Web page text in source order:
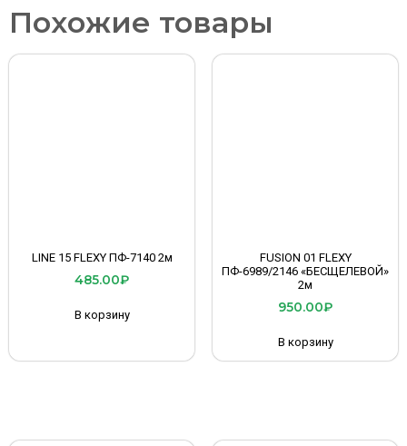
Похожие товары
LINE 15 FLEXY ПФ-7140 2м
485.00₽
В корзину
FUSION 01 FLEXY
ПФ-6989/2146 «БЕСЩЕЛЕВОЙ»
2м
950.00₽
В корзину